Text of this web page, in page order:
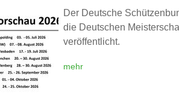
Der Deutsche
die Deutschen
veröffentlicht.
mehr